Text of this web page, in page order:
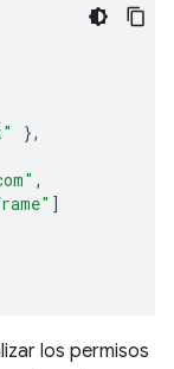
},
,
]
los permisos